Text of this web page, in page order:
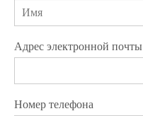
Адрес электронной почты
Номер телефона